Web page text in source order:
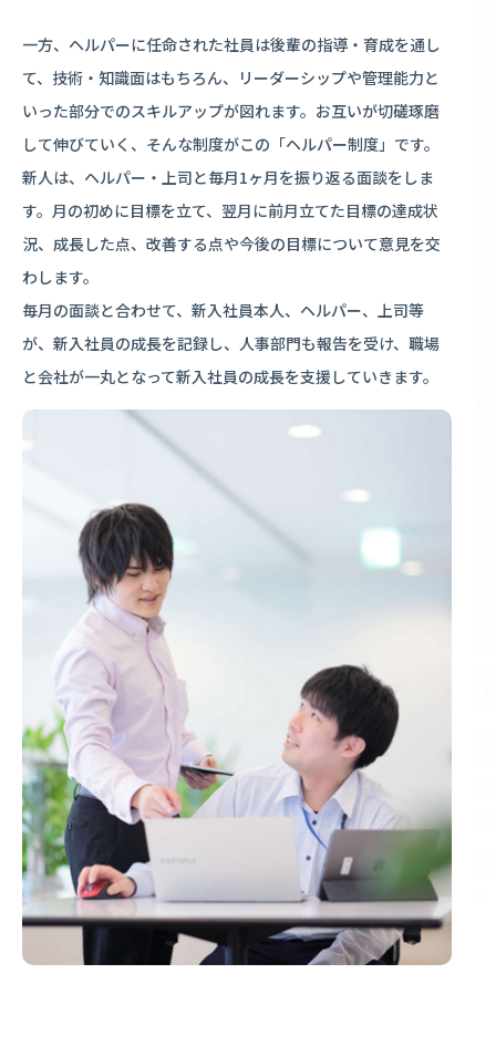
一方、ヘルパーに任命された社員は後輩の指導・育成を通し
て、技術・知識面はもちろん、リーダーシップや管理能力と
いった部分でのスキルアップが図れます。お互いが切磋琢磨
して伸びていく、そんな制度がこの「ヘルパー制度」です。
新人は、ヘルパー・上司と毎月1ヶ月を振り返る面談をしま
す。月の初めに目標を立て、翌月に前月立てた目標の達成状
況、成長した点、改善する点や今後の目標について意見を交
わします。
毎月の面談と合わせて、新入社員本人、ヘルパー、上司等
が、新入社員の成長を記録し、人事部門も報告を受け、職場
と会社が一丸となって新入社員の成長を支援していきます。